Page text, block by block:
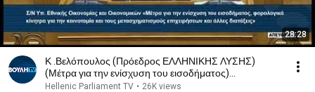
28:28
Κ .Βελόπουλος (Πρόεδρος ΕΛΛΗΝΙΚΗΣ ΛΥΣΗΣ)
(Μέτρα για την ενίσχυση του εισοδήματος)
(04/12/2024)
Hellenic Parliament TV • 26K views